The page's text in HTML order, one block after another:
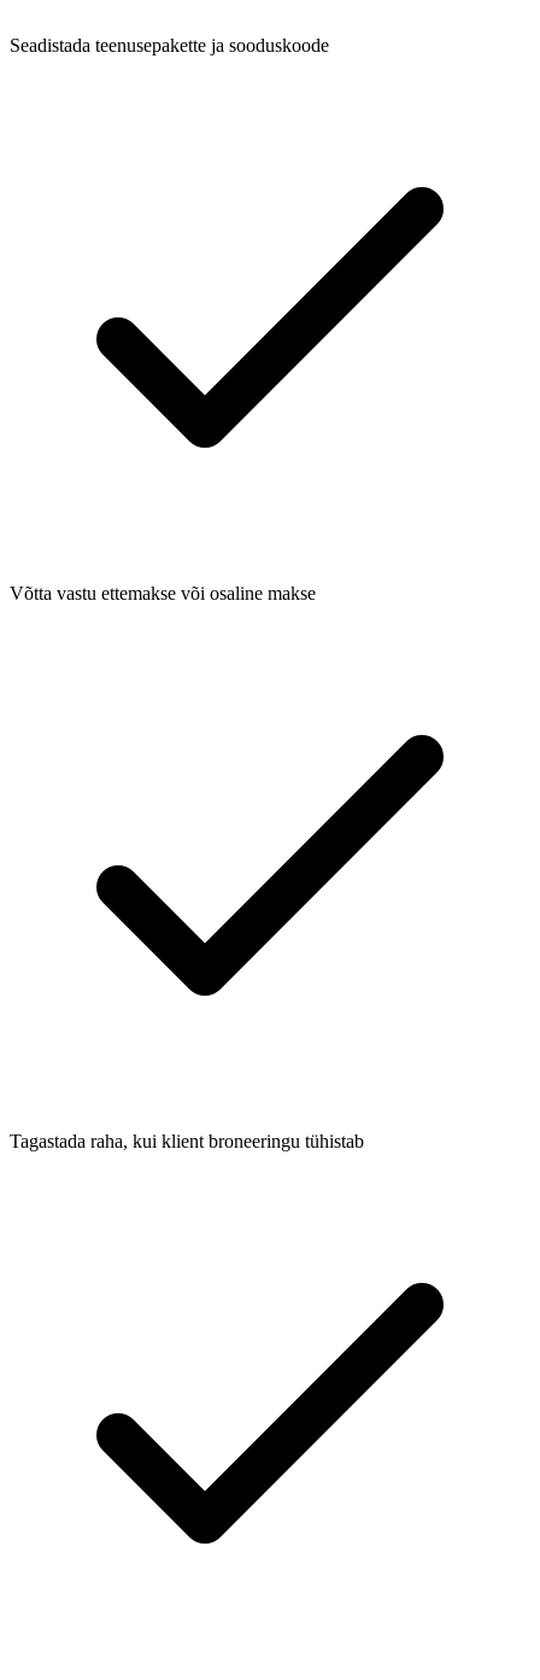
Seadistada teenusepakette ja sooduskoode
Võtta vastu ettemakse või osaline makse
Tagastada raha, kui klient broneeringu tühistab